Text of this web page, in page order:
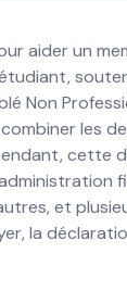
aider un
Non
les
cette
et
la